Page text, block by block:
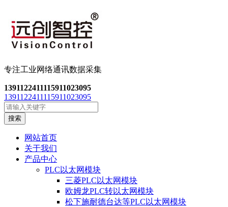
专注工业网络通讯数据采集
1391122411115911023095
1391122411115911023095
搜索
网站首页
关于我们
产品中心
PLC以太网模块
三菱PLC以太网模块
欧姆龙PLC转以太网模块
松下施耐德台达等PLC以太网模块